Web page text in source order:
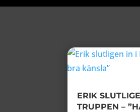
ERIK
TRUPPEN –